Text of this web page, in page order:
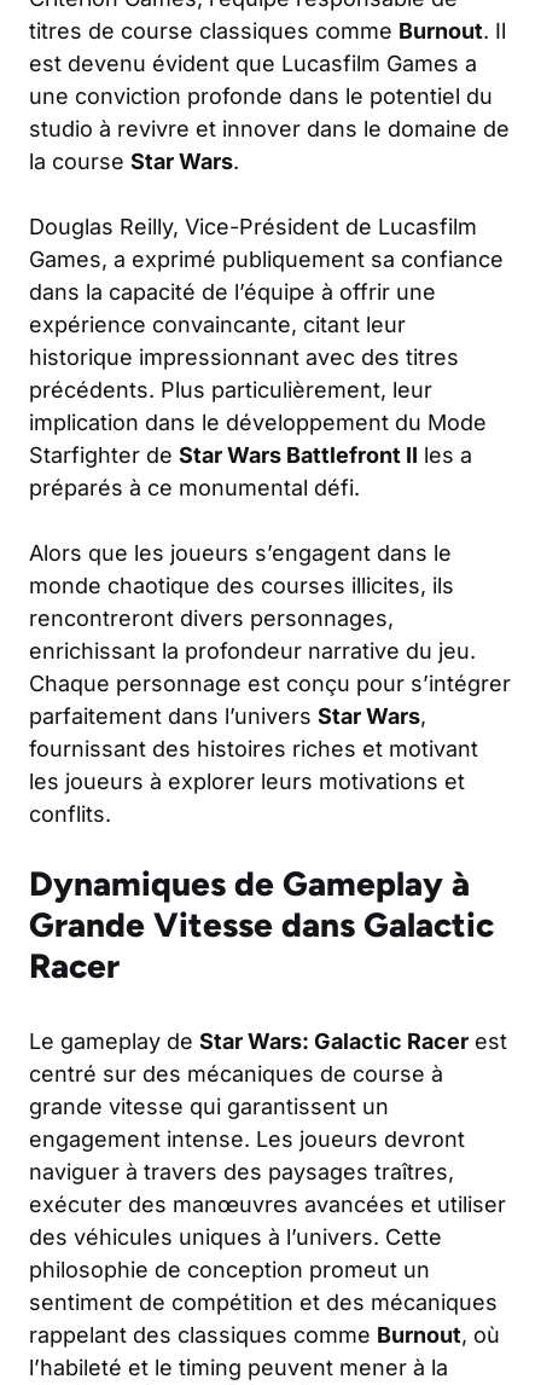
titres de course classiques comme Burnout. Il
est devenu évident que Lucasfilm Games a
une conviction profonde dans le potentiel du
studio à revivre et innover dans le domaine de
la course Star Wars.
Douglas Reilly, Vice-Président de Lucasfilm
Games, a exprimé publiquement sa confiance
dans la capacité de l’équipe à offrir une
expérience convaincante, citant leur
historique impressionnant avec des titres
précédents. Plus particulièrement, leur
implication dans le développement du Mode
Starfighter de Star Wars Battlefront II les a
préparés à ce monumental défi.
Alors que les joueurs s’engagent dans le
monde chaotique des courses illicites, ils
rencontreront divers personnages,
enrichissant la profondeur narrative du jeu.
Chaque personnage est conçu pour s’intégrer
parfaitement dans l’univers Star Wars,
fournissant des histoires riches et motivant
les joueurs à explorer leurs motivations et
conflits.
Dynamiques de Gameplay à
Grande Vitesse dans Galactic
Racer
Le gameplay de Star Wars: Galactic Racer est
centré sur des mécaniques de course à
grande vitesse qui garantissent un
engagement intense. Les joueurs devront
naviguer à travers des paysages traîtres,
exécuter des manœuvres avancées et utiliser
des véhicules uniques à l’univers. Cette
philosophie de conception promeut un
sentiment de compétition et des mécaniques
rappelant des classiques comme Burnout, où
l’habileté et le timing peuvent mener à la